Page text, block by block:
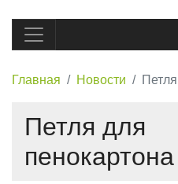
Главная Новости
Петля для
пенокартона